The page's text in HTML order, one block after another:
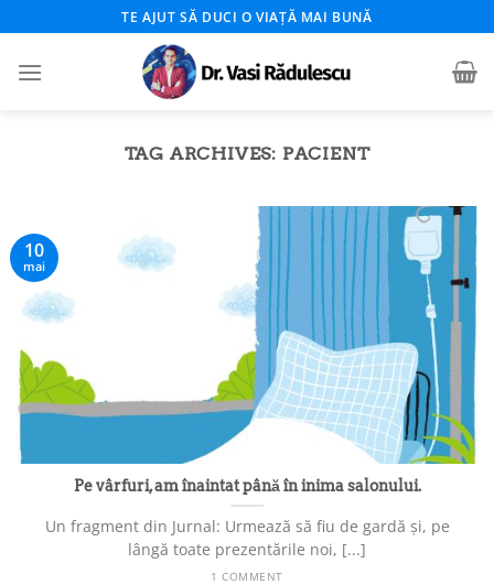
to
content
TE AJUT SĂ DUCI O VIAȚĂ MAI BUNĂ
TAG ARCHIVES: PACIENT
Pe vârfuri, am înaintat până în inima salonului.
Un fragment din Jurnal: Urmează să fiu de gardă și, pe
lângă toate prezentările noi, [...]
1 COMMENT
10
mai